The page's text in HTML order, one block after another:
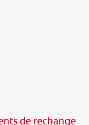
de rechange